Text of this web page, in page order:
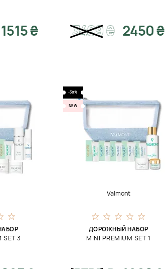
₴ 3499₴ 2450 ₴
SET 3
-30%
NEW
Valmont
ДОРОЖНЫЙ НАБОР
MINI PREMIUM SET 1